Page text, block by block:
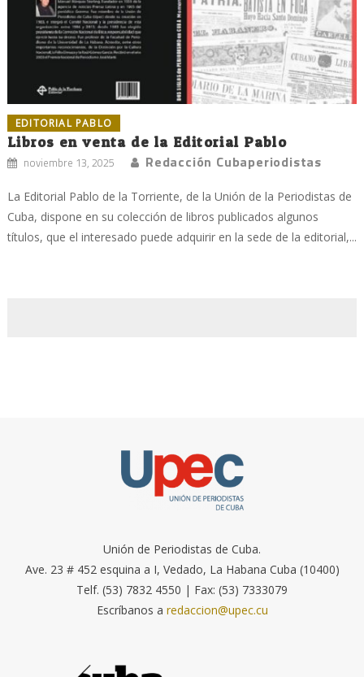
EDITORIAL PABLO
Libros en venta de la Editorial Pablo
noviembre 13, 2025 Redacción Cubaperiodistas
La Editorial Pablo de la Torriente, de la Unión de la Periodistas de
Cuba, dispone en su colección de libros publicados algunos
títulos, que el interesado puede adquirir en la sede de la editorial,...
Unión de Periodistas de Cuba.
Ave. 23 # 452 esquina a I, Vedado, La Habana Cuba (10400)
Telf. (53) 7832 4550 | Fax: (53) 7333079
Escríbanos a redaccion@upec.cu